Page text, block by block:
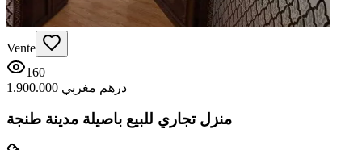
Vente
160
1.900.000 درهم مغربي
منزل تجاري للبيع باصيلة مدينة طنجة